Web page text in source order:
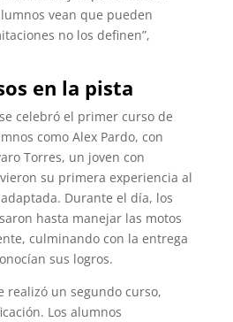
vean que pueden
no los definen”,
en la pista
celebró el primer curso de
como Alex Pardo, con
Torres, un joven con
su primera experiencia al
Durante el día, los
hasta manejar las motos
culminando con la entrega
sus logros.
realizó un segundo curso,
Los alumnos